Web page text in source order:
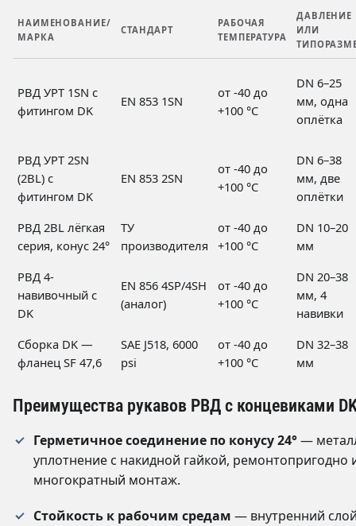
НАИМЕНОВАНИЕ/
МАРКА
СТАНДАРТ
РАБОЧАЯ
ТЕМПЕРАТУРА
ДАВЛЕНИЕ
ИЛИ
РВД УРТ 1SN с
фитингом DK
EN 853 1SN
от -40 до
+100 °C
DN 6–25
мм, одна
оплётка
РВД УРТ 2SN
(2BL) с
фитингом DK
EN 853 2SN
от -40 до
+100 °C
DN 6–38
мм, две
оплётки
РВД 2BL лёгкая
серия, конус 24°
ТУ
производителя
от -40 до
+100 °C
DN 10–20
мм
РВД 4-
навивочный с
DK
EN 856 4SP/4SH
(аналог)
от -40 до
+100 °C
DN 20–38
мм, 4
навивки
Сборка DK —
фланец SF 47,6
SAE J518, 6000
psi
от -40 до
+100 °C
DN 32–38
мм
Преимущества рукавов РВД с концевиками
Герметичное соединение по конусу 24°—
уплотнение с накидной гайкой, ремонтопригодно
многократный монтаж.
Стойкость к рабочим средам — внутренний